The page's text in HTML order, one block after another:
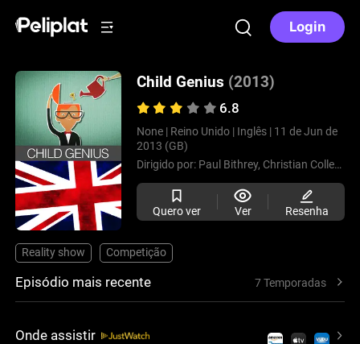
Login
Child Genius (2013)
6.8
None | Reino Unido | Inglês | 11 de Jun de
2013 (GB)
Dirigido por: Paul Bithrey, Christian Collerton,
Quero ver Ver Resenha
Reality show Competição
Episódio mais recente 7 Temporadas
Onde assistir